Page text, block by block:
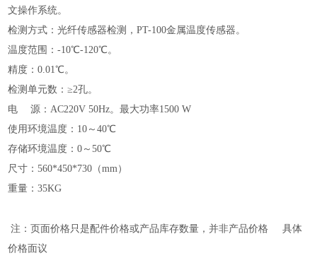
文操作系统。
检测方式：光纤传感器检测，PT-100金属温度传感器。
温度范围：-10℃-120℃。
精度：0.01℃。
检测单元数：≥2孔。
电
源：AC220V 50Hz。最大功率1500 W
使用环境温度： 10～40℃
存储环境温度：0～50℃
尺寸：560*450*730（mm）
重量：35KG
注：页面价格只是配件价格或产品库存数量，并非产品价格 具体
价格面议